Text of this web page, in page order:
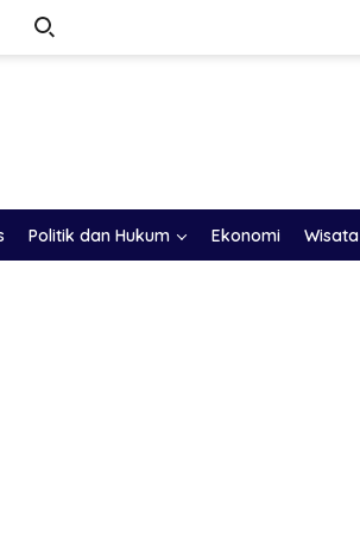
Politik dan Hukum Ekonomi Wisata